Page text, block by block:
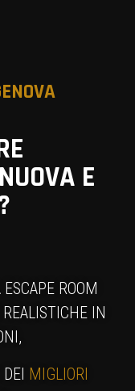
E
ROOM
IN
MIGLIORI